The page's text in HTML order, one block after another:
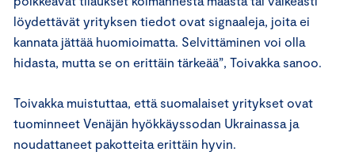
löydettävät yrityksen tiedot ovat signaaleja, joita ei
kannata jättää huomioimatta. Selvittäminen voi olla
hidasta, mutta se on erittäin tärkeää”, Toivakka sanoo.
Toivakka muistuttaa, että suomalaiset yritykset ovat
tuominneet Venäjän hyökkäyssodan Ukrainassa ja
noudattaneet pakotteita erittäin hyvin.